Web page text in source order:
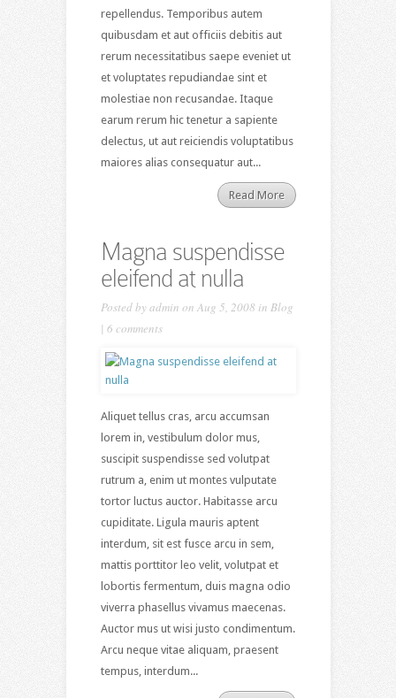
repellendus. Temporibus autem
quibusdam et aut officiis debitis aut
rerum necessitatibus saepe eveniet ut
et voluptates repudiandae sint et
molestiae non recusandae. Itaque
earum rerum hic tenetur a sapiente
delectus, ut aut reiciendis voluptatibus
maiores alias consequatur aut...
Read More
Magna suspendisse
eleifend at nulla
Posted byadmin on Aug 5, 2008 in Blog
| 6 comments
Aliquet tellus cras, arcu accumsan
lorem in, vestibulum dolor mus,
suscipit suspendisse sed volutpat
rutrum a, enim ut montes vulputate
tortor luctus auctor. Habitasse arcu
cupiditate. Ligula mauris aptent
interdum, sit est fusce arcu in sem,
mattis porttitor leo velit, volutpat et
lobortis fermentum, duis magna odio
viverra phasellus vivamus maecenas.
Auctor mus ut wisi justo condimentum.
Arcu neque vitae aliquam, praesent
tempus, interdum...